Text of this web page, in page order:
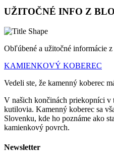
UŽITOČNÉ INFO Z
Obľúbené a užitočné informácie z
KAMIENKOVÝ KOBEREC
Vedeli ste, že kamenný koberec
V našich končinách priekopníci v
kutilovia. Kamenný koberec sa
Slovenku, kde ho poznáme ako
kamienkový povrch.
Newsletter